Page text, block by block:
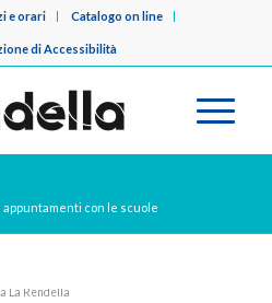
e orari Catalogo on line
di Accessibilità
appuntamenti con le scuole
La Rendella